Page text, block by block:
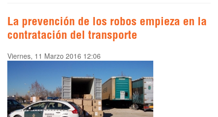
La prevención de los robos empieza en la
contratación del transporte
Viernes, 11 Marzo 2016 12:06